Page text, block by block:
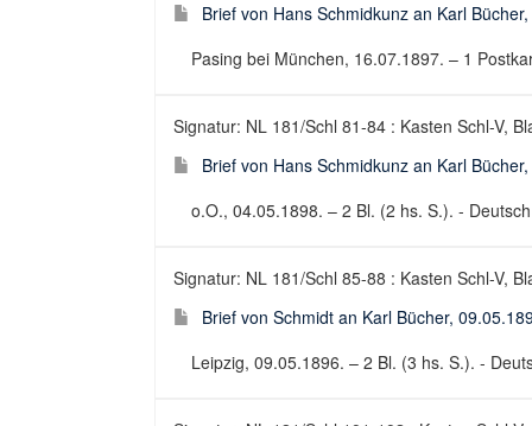
Brief von Hans Schmidkunz an Karl
Pasing bei München, 16.07.1897. – 1
Signatur: NL 181/Schl 81-84 : Kasten Schl-V,
Brief von Hans Schmidkunz an Karl
o.O., 04.05.1898. – 2 Bl. (2 hs. S.). -
Signatur: NL 181/Schl 85-88 : Kasten Schl-V,
Brief von Schmidt an Karl Bücher,
Leipzig, 09.05.1896. – 2 Bl. (3 hs. S.). -